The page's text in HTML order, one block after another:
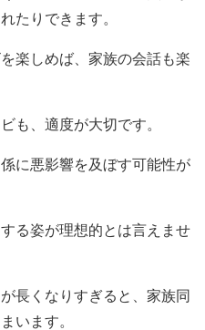
たりできます。
楽しめば、家族の会話も楽
も、適度が大切です。
に悪影響を及ぼす可能性が
る姿が理想的とは言えませ
長くなりすぎると、家族同
います。